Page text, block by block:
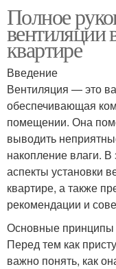
Полное
вентиляции
квартире
Введение
Вентиляция — это
обеспечивающая
помещении. Она
выводить
накопление влаги.
аспекты установки
квартире, а также
рекомендации и
Основные принципы
Перед тем как
важно понять, как